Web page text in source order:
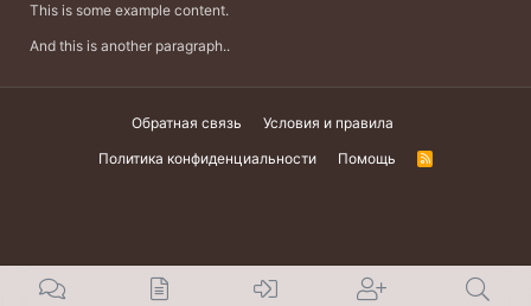
This is some example content.
And this is another paragraph..
Обратная связь
Условия и правила
Политика конфиденциальности
Помощь
R